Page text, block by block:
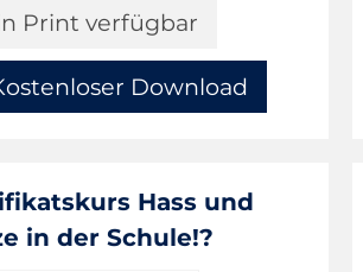
Print verfügbar
Download
Hass und
in der Schule!?